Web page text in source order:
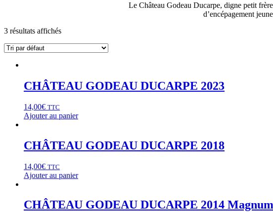
Le Château Godeau Ducarpe, digne petit
d’encépagement
3 résultats affichés
CHÂTEAU GODEAU DUCARPE 2023
14,00€ TTC
Ajouter au panier
CHÂTEAU GODEAU DUCARPE 2018
14,00€ TTC
Ajouter au panier
CHÂTEAU GODEAU DUCARPE 2014 Magnum